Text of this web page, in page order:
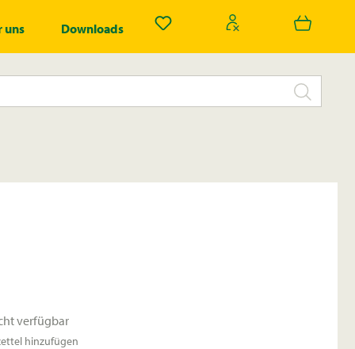
Du hast 0 Produkte auf dem
uns Downloads
verfügbar
hinzufügen